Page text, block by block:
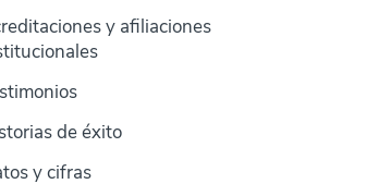
y afiliaciones
de éxito
y cifras